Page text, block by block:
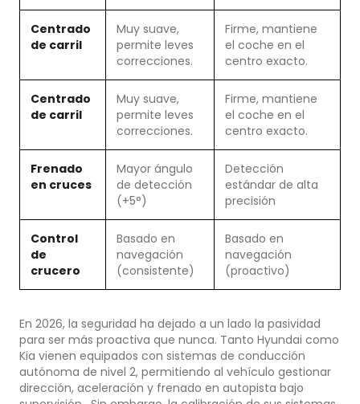
Centrado
de carril
Muy suave,
permite leves
correcciones.
Firme, mantiene
el coche en el
centro exacto.
Centrado
de carril
Muy suave,
permite leves
correcciones.
Firme, mantiene
el coche en el
centro exacto.
Frenado
en cruces
Mayor ángulo
de detección
(+5°)
Detección
estándar de alta
precisión
Control
de
crucero
Basado en
navegación
(consistente)
Basado en
navegación
(proactivo)
En 2026, la seguridad ha dejado a un lado la pasividad
para ser más proactiva que nunca. Tanto Hyundai como
Kia vienen equipados con sistemas de conducción
autónoma de nivel 2, permitiendo al vehículo gestionar
dirección, aceleración y frenado en autopista bajo